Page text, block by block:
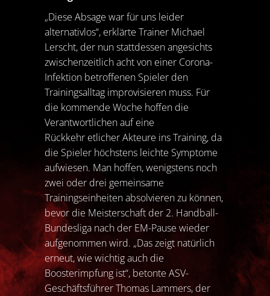
„Diese Absage war für uns leider
alternativlos“, erklärte Trainer Michael
Lerscht, der nun stattdessen angesichts
zwischenzeitlich acht von einer Corona-
Infektion betroffenen Spieler den
Trainingsalltag improvisieren muss. Für
die kommende Woche hoffen die
Verantwortlichen auf eine
Rückkehr etlicher Akteure ins Training, da
die Spieler höchstens leichte Symptome
aufwiesen. Man hoffen, wenigstens noch
zwei oder drei gemeinsame
Trainingseinheiten absolvieren zu können,
bevor die Meisterschaft der 2. Handball-
Bundesliga nach der EM-Pause wieder
aufgenommen wird. „Das zeigt natürlich
erneut, wie wichtig auch die
Boosterimpfung ist“, betonte ASV-
Geschäftsführer Thomas Lammers, der